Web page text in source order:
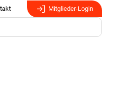
Mitglieder-Login